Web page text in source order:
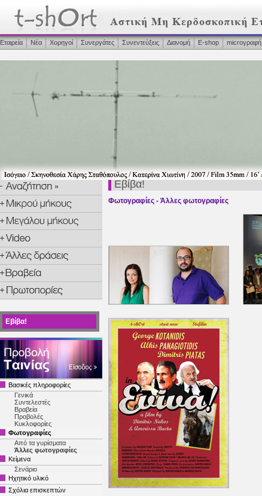
Εταιρεία Νέα Χορηγοί Συνεργάτες Συνεντεύξεις Διανομή Ε-shop microγραφή
Εβίβα!
Βασικές πληροφορίες
Γενικά
Συντελεστές
Βραβεία
Προβολές
Κυκλοφορίες
Φωτογραφίες
Από τα γυρίσματα
Άλλες φωτογραφίες
Κείμενα
Σενάριο
Ηχητικό υλικό
Σχόλια επισκεπτών
Εβίβα!
Φωτογραφίες - Άλλες φωτογραφίες